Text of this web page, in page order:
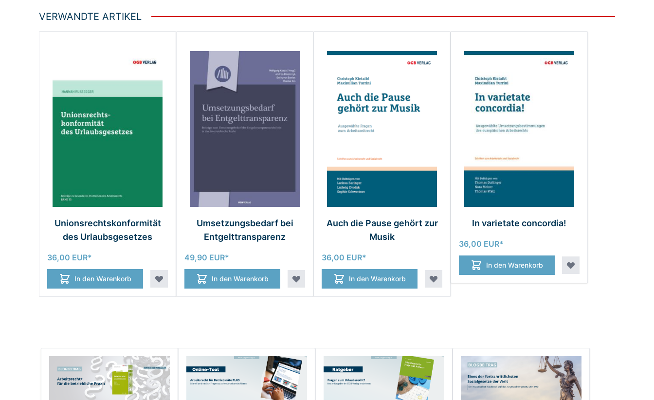
VERWANDTE ARTIKEL
Unionsrechtskonformität
des Urlaubsgesetzes
36,00 EUR
In den Warenkorb
Umsetzungsbedarf bei
Entgelttransparenz
49,90 EUR
In den Warenkorb
Auch die Pause gehört zur
Musik
36,00 EUR
In den Warenkorb
In varietate concordia!
36,00 EUR
In den Warenkorb